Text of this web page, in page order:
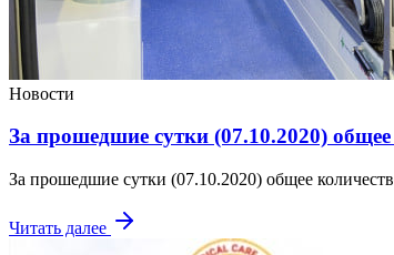
Новости
За прошедшие сутки (07.10.2020)
За прошедшие сутки (07.10.2020) общее
Читать далее